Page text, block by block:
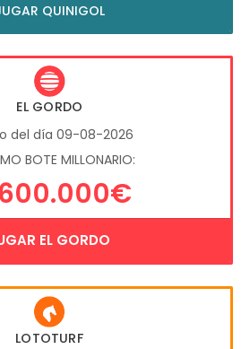
QUINIGOL
EL GORDO
del día 09-08-2026
BOTE MILLONARIO:
EL GORDO
LOTOTURF